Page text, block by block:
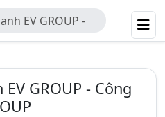
EV GROUP -
GROUP
GROUP - Công